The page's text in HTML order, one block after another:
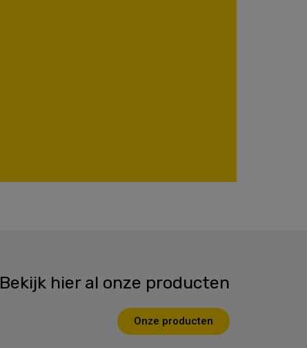
Bekijk hier al onze producten
Onze producten